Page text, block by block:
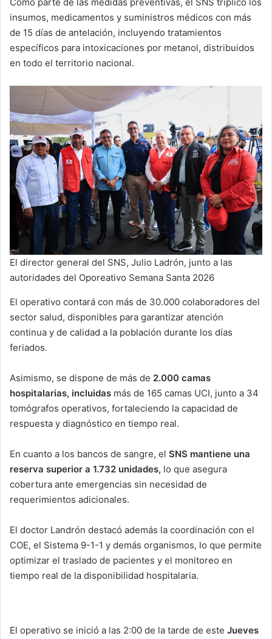
insumos, medicamentos y suministros médicos con más
de 15 días de antelación, incluyendo tratamientos
específicos para intoxicaciones por metanol, distribuidos
en todo el territorio nacional.
El director general del SNS, Julio Ladrón, junto a las
autoridades del Oporeativo Semana Santa 2026
El operativo contará con más de 30.000 colaboradores del
sector salud, disponibles para garantizar atención
continua y de calidad a la población durante los días
feriados.
Asimismo, se dispone de más de 2.000 camas
hospitalarias, incluidas más de 165 camas UCI, junto a 34
tomógrafos operativos, fortaleciendo la capacidad de
respuesta y diagnóstico en tiempo real.
En cuanto a los bancos de sangre, el SNS mantiene una
reserva superior a 1.732 unidades, lo que asegura
cobertura ante emergencias sin necesidad de
requerimientos adicionales.
El doctor Landrón destacó además la coordinación con el
COE, el Sistema 9-1-1 y demás organismos, lo que permite
optimizar el traslado de pacientes y el monitoreo en
tiempo real de la disponibilidad hospitalaria.
El operativo se inició a las 2:00 de la tarde de este Jueves